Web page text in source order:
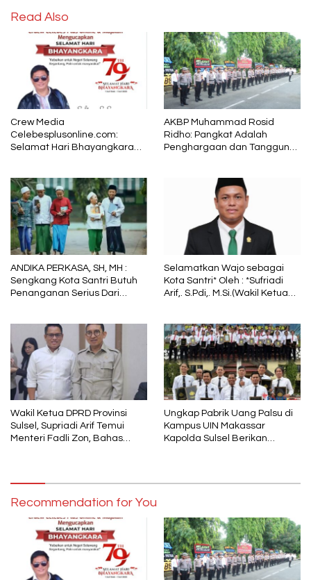
Read Also
Crew Media
Celebesplusonline.com:
Selamat Hari Bhayangkara
dalam Sunyi dan Terang
AKBP Muhammad Rosid
Ridho: Pangkat Adalah
Penghargaan dan Tanggung
ANDIKA PERKASA, SH, MH :
Sengkang Kota Santri Butuh
Penanganan Serius Dari
Selamatkan Wajo sebagai
Kota Santri* Oleh : *Sufriadi
Arif,. S.Pdi,. M.Si.(Wakil Ketua
Wakil Ketua DPRD Provinsi
Sulsel, Supriadi Arif Temui
Menteri Fadli Zon, Bahas
Ungkap Pabrik Uang Palsu di
Kampus UIN Makassar
Kapolda Sulsel Berikan
Recommendation for You